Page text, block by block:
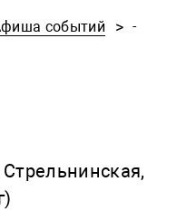
событий -
Стрельнинская,